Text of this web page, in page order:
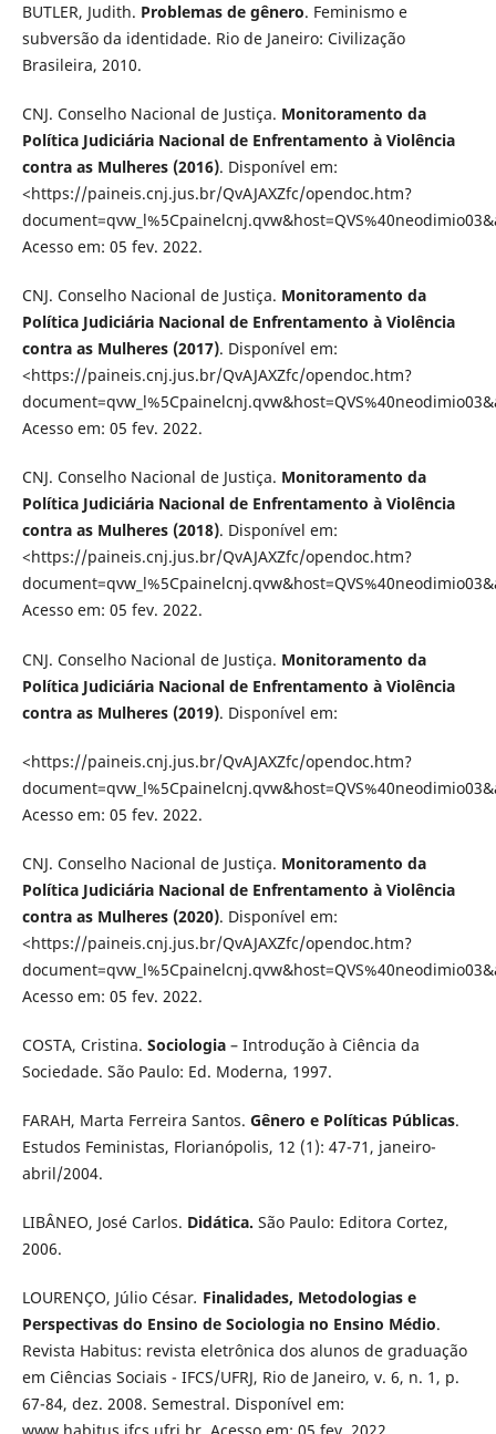
BUTLER, Judith. Problemas de gênero. Feminismo e
subversão da identidade. Rio de Janeiro: Civilização
Brasileira, 2010.
CNJ. Conselho Nacional de Justiça. Monitoramento da
Política Judiciária Nacional de Enfrentamento à Violência
contra as Mulheres (2016). Disponível em:
<https://paineis.cnj.jus.br/QvAJAXZfc/opendoc.htm?
Acesso em: 05 fev. 2022.
CNJ. Conselho Nacional de Justiça. Monitoramento da
Política Judiciária Nacional de Enfrentamento à Violência
contra as Mulheres (2017). Disponível em:
<https://paineis.cnj.jus.br/QvAJAXZfc/opendoc.htm?
Acesso em: 05 fev. 2022.
CNJ. Conselho Nacional de Justiça. Monitoramento da
Política Judiciária Nacional de Enfrentamento à Violência
contra as Mulheres (2018). Disponível em:
<https://paineis.cnj.jus.br/QvAJAXZfc/opendoc.htm?
Acesso em: 05 fev. 2022.
CNJ. Conselho Nacional de Justiça. Monitoramento da
Política Judiciária Nacional de Enfrentamento à Violência
contra as Mulheres (2019). Disponível em:
<https://paineis.cnj.jus.br/QvAJAXZfc/opendoc.htm?
Acesso em: 05 fev. 2022.
CNJ. Conselho Nacional de Justiça. Monitoramento da
Política Judiciária Nacional de Enfrentamento à Violência
contra as Mulheres (2020). Disponível em:
<https://paineis.cnj.jus.br/QvAJAXZfc/opendoc.htm?
Acesso em: 05 fev. 2022.
COSTA, Cristina. Sociologia– Introdução à Ciência da
Sociedade. São Paulo: Ed. Moderna, 1997.
FARAH, Marta Ferreira Santos. Gênero e Políticas Públicas.
Estudos Feministas, Florianópolis, 12 (1): 47-71, janeiro-
abril/2004.
LIBÂNEO, José Carlos. Didática. São Paulo: Editora Cortez,
2006.
LOURENÇO, Júlio César. Finalidades, Metodologias e
Perspectivas do Ensino de Sociologia no Ensino Médio.
Revista Habitus: revista eletrônica dos alunos de graduação
em Ciências Sociais - IFCS/UFRJ, Rio de Janeiro, v. 6, n. 1, p.
67-84, dez. 2008. Semestral. Disponível em:
www.habitus.ifcs.ufrj.br. Acesso em: 05 fev. 2022.